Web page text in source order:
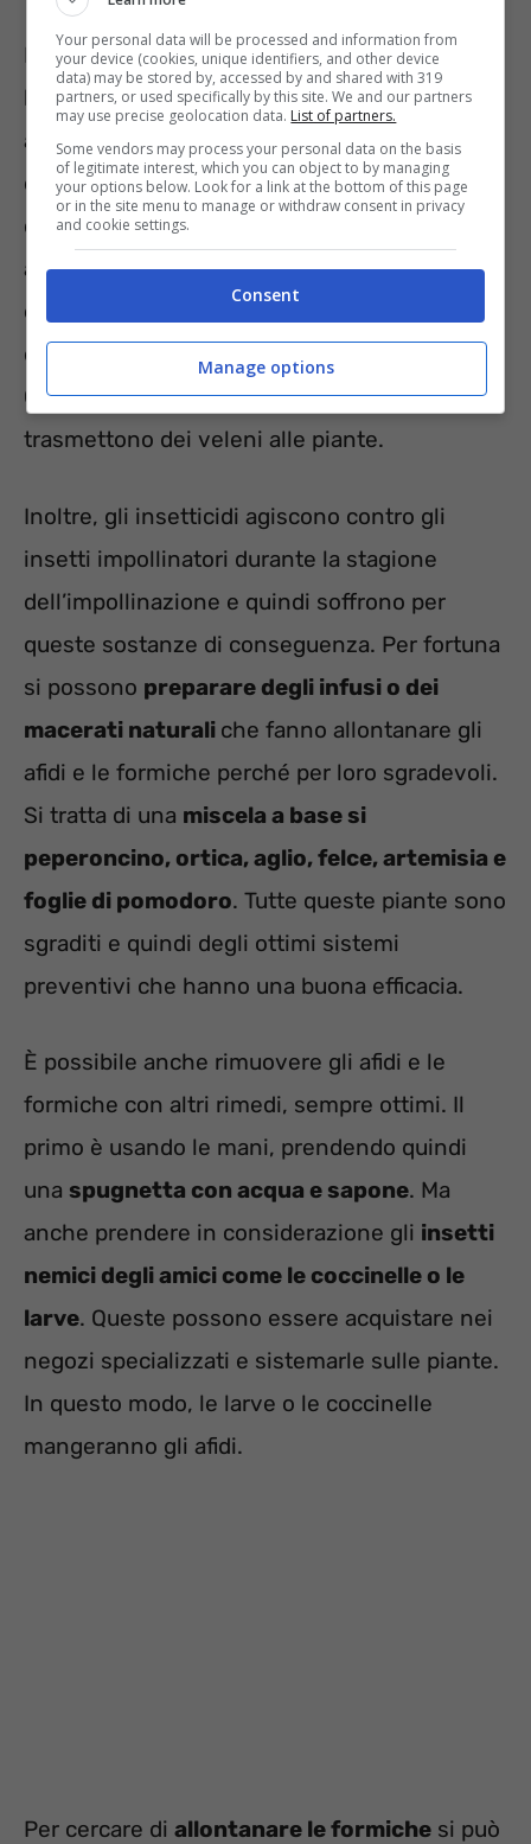
La maggior parte delle volte, quando ci sono
le formiche sulle piante troviamo anche gli
afidi, e viceversa. Un incontro per necessità
dato che le formiche proteggono gli afidi e
quest’ultimi offrono la secrezione zuccherina
alle formiche. Per farli andare via dalle piante
è bene
quando è tempo di fioritura delle piante.
Questo perché le sostanze chimiche
trasmettono dei veleni alle piante.
Inoltre, gli insetticidi agiscono contro gli
insetti impollinatori durante la stagione
dell’impollinazione e quindi soffrono per
queste sostanze di conseguenza. Per fortuna
si possono preparare degli infusi o dei
macerati naturali che fanno allontanare gli
afidi e le formiche perché per loro sgradevoli.
Si tratta di una miscela a base si
peperoncino, ortica, aglio, felce, artemisia e
foglie di pomodoro. Tutte queste piante sono
sgraditi e quindi degli ottimi sistemi
preventivi che hanno una buona efficacia.
È possibile anche rimuovere gli afidi e le
formiche con altri rimedi, sempre ottimi. Il
primo è usando le mani, prendendo quindi
una spugnetta con acqua e sapone. Ma
anche prendere in considerazione gli insetti
nemici degli amici come le coccinelle o le
larve. Queste possono essere acquistare nei
negozi specializzati e sistemarle sulle piante.
In questo modo, le larve o le coccinelle
mangeranno gli afidi.
Per cercare di allontanare le formiche si può
Your personal data will be processed and information from
your device (cookies, unique identifiers, and other device
data) may be stored by, accessed by and shared with 319
partners, or used specifically by this site. We and our partners
may use precise geolocation data. List of partners.
Some vendors may process your personal data on the basis
of legitimate interest, which you can object to by managing
your options below. Look for a link at the bottom of this page
or in the site menu to manage or withdraw consent in privacy
and cookie settings.
Consent
Manage options